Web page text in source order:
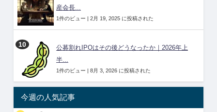
産会長...
1件のビュー | 2月 19, 2025 に投稿された
公募割れIPOはその後どうなったか｜2026年上
半...
1件のビュー | 8月 3, 2026 に投稿された
今週の人気記事